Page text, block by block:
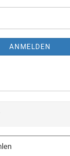
ANMELDEN